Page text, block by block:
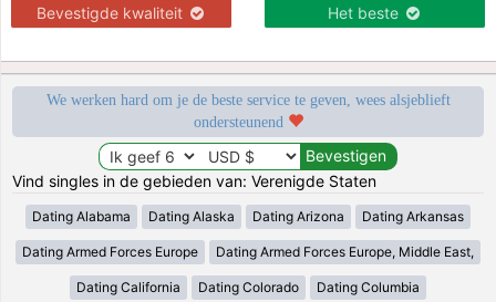
Bevestigde kwaliteit Het beste
We werken hard om je de beste service te geven, wees alsjeblieft
ondersteunend
Vind singles in de gebieden van: Verenigde Staten
Dating Alabama Dating Alaska Dating Arizona Dating Arkansas
Dating Armed Forces Europe Dating Armed Forces Europe, Middle East,
Dating California Dating Colorado Dating Columbia